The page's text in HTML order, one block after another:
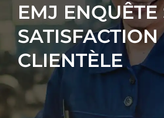
EMJ ENQUÊTE
CLIENTÈLE